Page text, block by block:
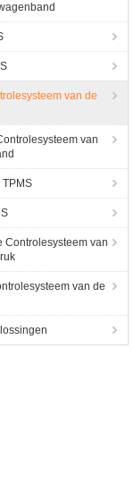
van de
van
TPMS
Controlesysteem van
van de